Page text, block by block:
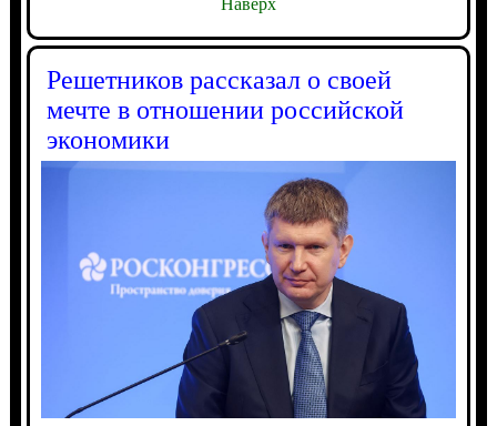
Наверх
Решетников рассказал о своей
мечте в отношении российской
экономики